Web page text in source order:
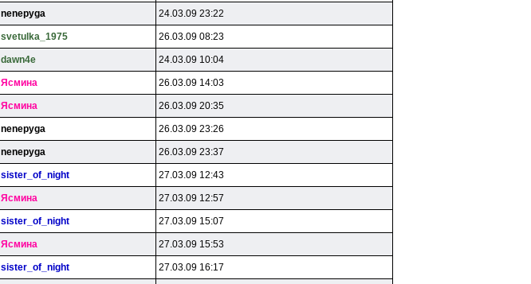
nenepyga 24.03.09 23:22
svetulka_1975 26.03.09 08:23
dawn4e 24.03.09 10:04
Яcминa 26.03.09 14:03
Яcминa 26.03.09 20:35
nenepyga 26.03.09 23:26
nenepyga 26.03.09 23:37
sister_of_night 27.03.09 12:43
Яcминa 27.03.09 12:57
sister_of_night 27.03.09 15:07
Яcминa 27.03.09 15:53
sister_of_night 27.03.09 16:17